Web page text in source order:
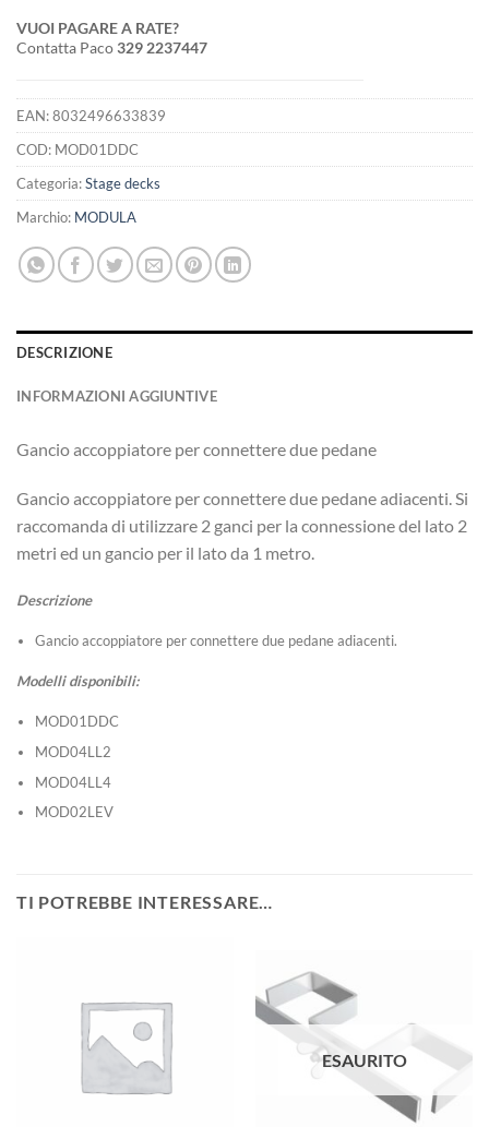
VUOI PAGARE A RATE?
Contatta Paco329 2237447
EAN:8032496633839
COD: MOD01DDC
Categoria:Stage decks
Marchio: MODULA
DESCRIZIONE
INFORMAZIONI AGGIUNTIVE
Gancio accoppiatore per connettere due pedane
Gancio accoppiatore per connettere due pedane adiacenti. Si
raccomanda di utilizzare 2 ganci per la connessione del lato 2
metri ed un gancio per il lato da 1 metro.
Descrizione
Gancio accoppiatore per connettere due pedane adiacenti.
Modelli disponibili:
MOD01DDC
MOD04LL2
MOD04LL4
MOD02LEV
TI POTREBBE INTERESSARE…
ESAURITO